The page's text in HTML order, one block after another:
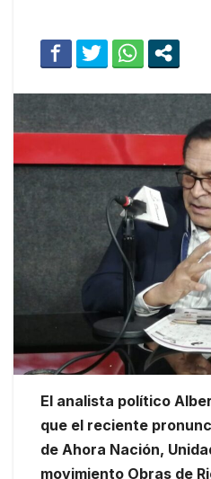
El analista político
que el reciente
de Ahora Nación,
movimiento Obras de